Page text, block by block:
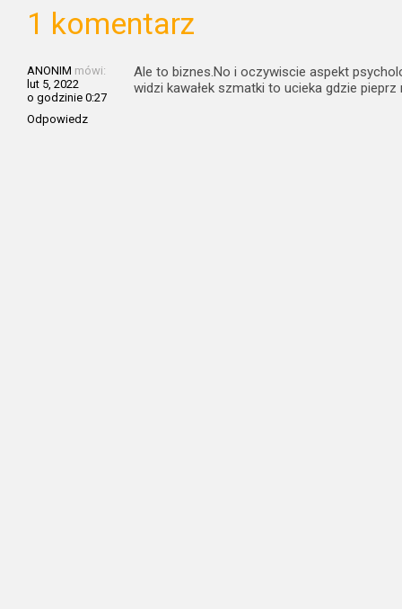
1 komentarz
ANONIM mówi:
lut 5, 2022
o godzinie 0:27
Odpowiedz
Ale to biznes.No i oczywiscie aspekt
widzi kawałek szmatki to ucieka gdzie pieprz